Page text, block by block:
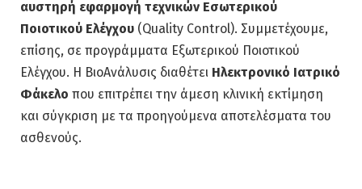
αυστηρή εφαρμογή τεχνικών Εσωτερικού
Ποιοτικού Ελέγχου (Quality Control). Συμμετέχουμε,
επίσης, σε προγράμματα Εξωτερικού Ποιοτικού
Ελέγχου. Η ΒιοAνάλυσις διαθέτει Ηλεκτρονικό Ιατρικό
Φάκελο που επιτρέπει την άμεση κλινική εκτίμηση
και σύγκριση με τα προηγούμενα αποτελέσματα του
ασθενούς.